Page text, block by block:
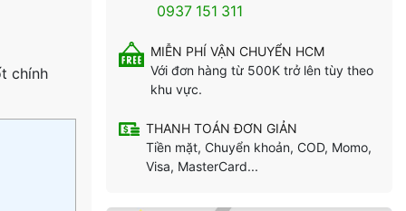
chính
0937 151 311
MIỄN PHÍ VẬN CHUYỂN HCM
Với đơn hàng từ 500K trở lên tùy theo
khu vực.
THANH TOÁN ĐƠN GIẢN
Tiền mặt, Chuyển khoản, COD, Momo,
Visa, MasterCard...